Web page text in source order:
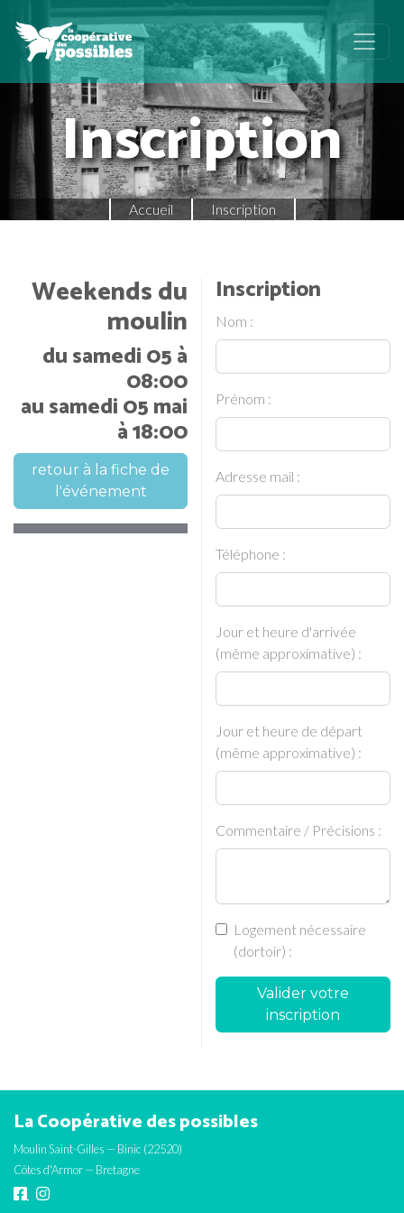
Inscription
Accueil Inscription
Weekends du
moulin
du samedi 05 à
08:00
au samedi 05 mai
à 18:00
retour à la fiche de
l'événement
Inscription
Nom :
Prénom :
Adresse mail :
Téléphone :
Jour et heure d'arrivée
(même approximative) :
Jour et heure de départ
(même approximative) :
Commentaire / Précisions :
Logement nécessaire
(dortoir) :
Valider votre
inscription
La Coopérative des possibles
Moulin Saint-Gilles — Binic (22520)
Côtes d'Armor — Bretagne